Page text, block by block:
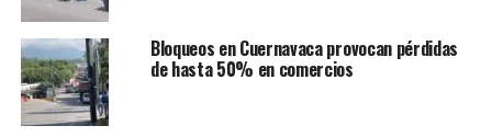
Bloqueos en Cuernavaca provocan pérdidas
de hasta 50% en comercios